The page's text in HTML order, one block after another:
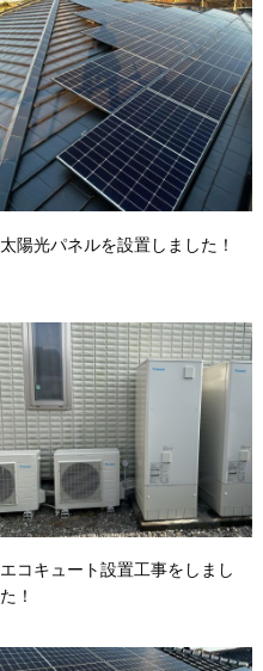
太陽光パネルを設置しました！
エコキュート設置工事をしまし
た！